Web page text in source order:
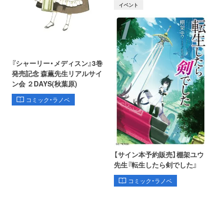
『シャーリー・メディスン』3巻
発売記念 森薫先生リアルサイ
ン会 ２DAYS(秋葉原)
コミック・ラノベ
イベント
【サイン本予約販売】棚架ユウ
先生『転生したら剣でした』
コミック・ラノベ